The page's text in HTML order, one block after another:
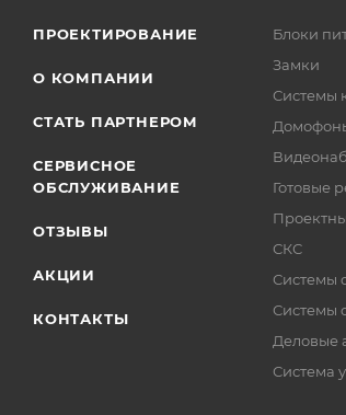
ПРОЕКТИРОВАНИЕ
О КОМПАНИИ
СТАТЬ ПАРТНЕРОМ
СЕРВИСНОЕ
ОБСЛУЖИВАНИЕ
ОТЗЫВЫ
АКЦИИ
КОНТАКТЫ
Блоки
Замки
Системы
Готовые
СКС
Системы
Системы
Деловые
Система